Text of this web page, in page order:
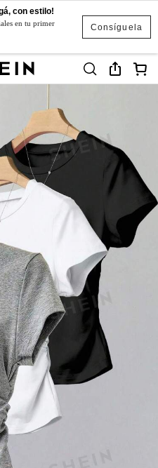
Consíguela
con estilo!
en tu primer